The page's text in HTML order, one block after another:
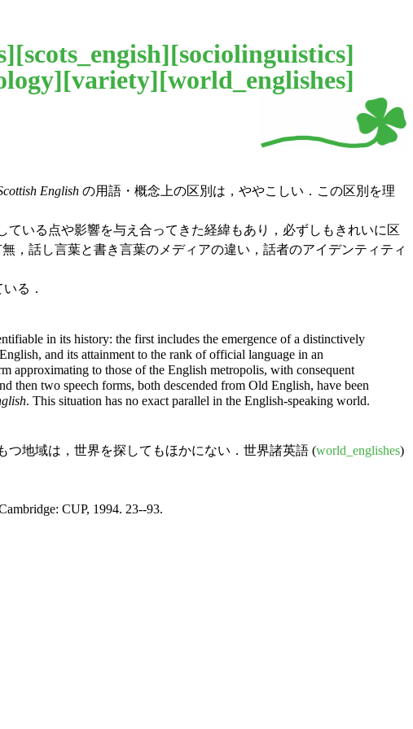
][scots_engish][sociolinguistics]
][variety][world_englishes]
English の用語・概念上の区別は，ややこしい．この区別を理
いる点や影響を与え合ってきた経緯もあり，必ずしもきれいに区
，話し言葉と書き言葉のメディアの違い，話者のアイデンティティ
る．
in its history: the first includes the emergence of a distinctively
and its attainment to the rank of official language in an
approximating to those of the English metropolis, with consequent
then two speech forms, both descended from Old English, have been
. This situation has no exact parallel in the English-speaking world.
地域は，世界を探してもほかにない．世界諸英語 (world_englishes)
CUP, 1994. 23--93.